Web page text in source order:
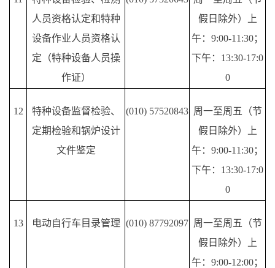
人员资格认定和特种
设备作业人员资格认
定（特种设备人员操
作证）
假日除外）上
午： 9:00-11:30；
下午：13:30-17:0
0
12
特种设备监督检验、
定期检验和锅炉设计
文件鉴定
(010) 57520843 周一至周五（节
假日除外）上
午： 9:00-11:30；
下午：13:30-17:0
0
13 电动自行车目录管理 (010) 87792097 周一至周五（节
假日除外）上
午： 9:00-12:00；